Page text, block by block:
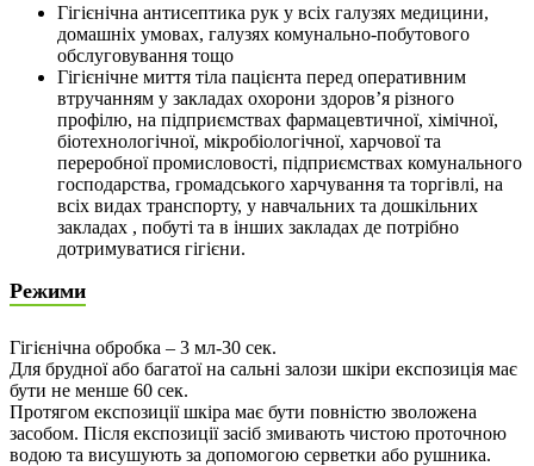
Гігієнічна антисептика рук у всіх галузях медицини,
домашніх умовах, галузях комунально-побутового
обслуговування тощо
Гігієнічне миття тіла пацієнта перед оперативним
втручанням у закладах охорони здоров’я різного
профілю, на підприємствах фармацевтичної, хімічної,
біотехнологічної, мікробіологічної, харчової та
переробної промисловості, підприємствах комунального
господарства, громадського харчування та торгівлі, на
всіх видах транспорту, у навчальних та дошкільних
закладах , побуті та в інших закладах де потрібно
дотримуватися гігієни.
Режими
Гігієнічна обробка – 3 мл-30 сек.
Для брудної або багатої на сальні залози шкіри експозиція має
бути не менше 60 сек.
Протягом експозиції шкіра має бути повністю зволожена
засобом. Після експозиції засіб змивають чистою проточною
водою та висушують за допомогою серветки або рушника.